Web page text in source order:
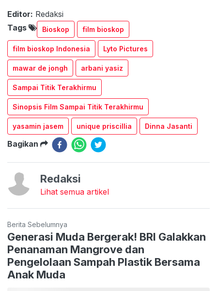
Editor: Redaksi
Tags
Bioskop film bioskop
film bioskop Indonesia Lyto Pictures
mawar de jongh arbani yasiz
Sampai Titik Terakhirmu
Sinopsis Film Sampai Titik Terakhirmu
yasamin jasem unique priscillia Dinna Jasanti
Bagikan
Redaksi
Lihat semua artikel
Berita Sebelumnya
Generasi Muda Bergerak! BRI Galakkan
Penanaman Mangrove dan
Pengelolaan Sampah Plastik Bersama
Anak Muda